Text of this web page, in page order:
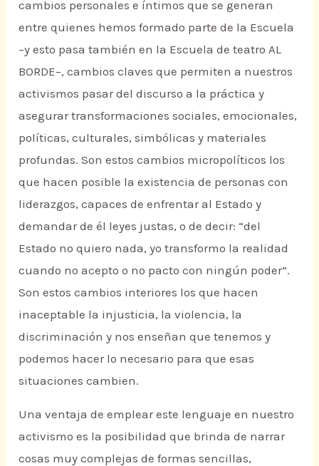
cambios personales e íntimos que se generan
entre quienes hemos formado parte de la Escuela
–y esto pasa también en la Escuela de teatro AL
BORDE–, cambios claves que permiten a nuestros
activismos pasar del discurso a la práctica y
asegurar transformaciones sociales, emocionales,
políticas, culturales, simbólicas y materiales
profundas. Son estos cambios micropolíticos los
que hacen posible la existencia de personas con
liderazgos, capaces de enfrentar al Estado y
demandar de él leyes justas, o de decir: “del
Estado no quiero nada, yo transformo la realidad
cuando no acepto o no pacto con ningún poder”.
Son estos cambios interiores los que hacen
inaceptable la injusticia, la violencia, la
discriminación y nos enseñan que tenemos y
podemos hacer lo necesario para que esas
situaciones cambien.
Una ventaja de emplear este lenguaje en nuestro
activismo es la posibilidad que brinda de narrar
cosas muy complejas de formas sencillas,